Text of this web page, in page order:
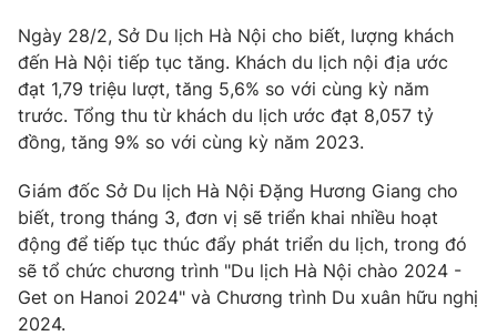
Giải sao mai
Sao
Làm đẹp
Chất lượng cuộc sống
Giáo dục
Tuyển sinh
Học trực tuyến
Công nghệ
Hitech Công nghệ tương lai
Sản phẩm
Thị trường
Tư vấn
Giao lưu trực tuyến
Lịch phát sóng
Chuyên mục khác
Ngày 28/2, Sở Du lịch Hà Nội cho biết, lượng khách
đến Hà Nội tiếp tục tăng. Khách du lịch nội địa ước
đạt 1,79 triệu lượt, tăng 5,6% so với cùng kỳ năm
trước. Tổng thu từ khách du lịch ước đạt 8,057 tỷ
đồng, tăng 9% so với cùng kỳ năm 2023.
Giám đốc Sở Du lịch Hà Nội Đặng Hương Giang cho
biết, trong tháng 3, đơn vị sẽ triển khai nhiều hoạt
động để tiếp tục thúc đẩy phát triển du lịch, trong đó
sẽ tổ chức chương trình "Du lịch Hà Nội chào 2024 -
Get on Hanoi 2024" và Chương trình Du xuân hữu nghị
2024.